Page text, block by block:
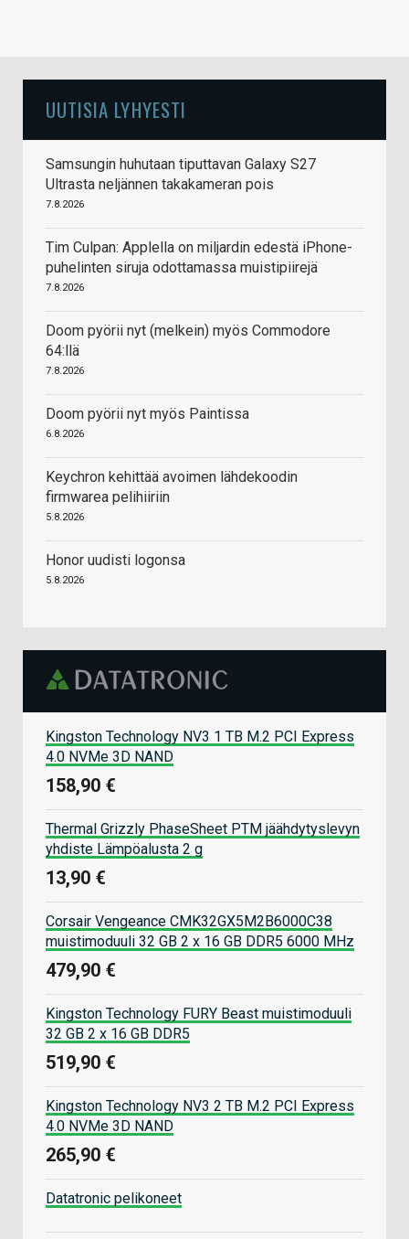
UUTISIA LYHYESTI
Samsungin huhutaan tiputtavan Galaxy S27
Ultrasta neljännen takakameran pois
7.8.2026
Tim Culpan: Applella on miljardin edestä iPhone-
puhelinten siruja odottamassa muistipiirejä
7.8.2026
Doom pyörii nyt (melkein) myös Commodore
64:llä
7.8.2026
Doom pyörii nyt myös Paintissa
6.8.2026
Keychron kehittää avoimen lähdekoodin
firmwarea pelihiiriin
5.8.2026
Honor uudisti logonsa
5.8.2026
Kingston Technology NV3 1 TB M.2 PCI Express
4.0 NVMe 3D NAND
158,90 €
Thermal Grizzly PhaseSheet PTM jäähdytyslevyn
yhdiste Lämpöalusta 2 g
13,90 €
Corsair Vengeance CMK32GX5M2B6000C38
muistimoduuli 32 GB 2 x 16 GB DDR5 6000 MHz
479,90 €
Kingston Technology FURY Beast muistimoduuli
32 GB 2 x 16 GB DDR5
519,90 €
Kingston Technology NV3 2 TB M.2 PCI Express
4.0 NVMe 3D NAND
265,90 €
Datatronic pelikoneet